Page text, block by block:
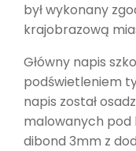
był wykonany
krajobrazową
Główny napis
podświetleniem
napis został
malowanych pod
dibond 3mm z